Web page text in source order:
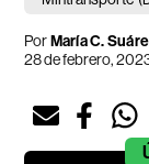
PorMaría C.
28 de febrero,